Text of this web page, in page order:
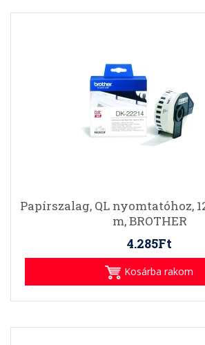
Papírszalag, QL nyomtatóhoz,
m, BROTHER
4.285Ft
Kosárba rakom